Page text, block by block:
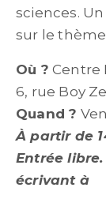
sciences.
sur le
Où ? Centre
6, rue Boy
Quand ?
À partir de
Entrée
écrivant à